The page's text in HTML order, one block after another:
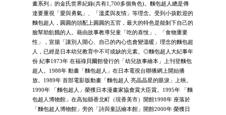
畫系列」的金氏世界紀錄(共有1,700多個角色)。麵包超人總是傳
達要重視「愛與勇氣」、「溫柔與友情」等理念。受到小孩歡迎的
麵包超人，圓圓的頭配上圓圓的五官，最大的特色是能剝下自己的
臉幫助飢餓的人。藉由故事教導兒童「吃的喜悅」、「食物重要
性」，宣揚「讓別人開心、自己的內心也會變溫暖」理念的麵包超
人，已經是日本幼兒教育中不可或缺的元素。◎麵包超人大紀事年
份 紀事1973年 在福祿貝爾館發行的「幼兒故事繪本」上刊登麵包
超人。1988年 動畫「麵包超人」在日本電視台聯播網上開始播
放。1989年 首部電影版動畫「麵包超人 亮晶晶星的眼淚」上映。
1990年 「麵包超人」榮獲日本漫畫家協會賞大臣賞。1995年 「麵
包超人博物館」在高知縣香北町（現香美市）開館1998年 座落於
「麵包超人博物館」旁的「詩與童話繪本館」開館2000年 榮獲日